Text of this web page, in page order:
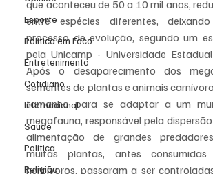
Esporte
Politica em Foco
Entretenimento
Cotidiano
Internacional
Saúde
Politica
Religião
que aconteceu de 50 a 10 mil anos,
entre espécies diferentes,
processo de evolução, segundo um
pela Unicamp - Universidade
Após o desaparecimento dos
sementes de plantas e animais
tamanho para se adaptar a um
megafauna, responsável pela
alimentação de grandes
muitas plantas, antes
herbívoros, passaram a ser